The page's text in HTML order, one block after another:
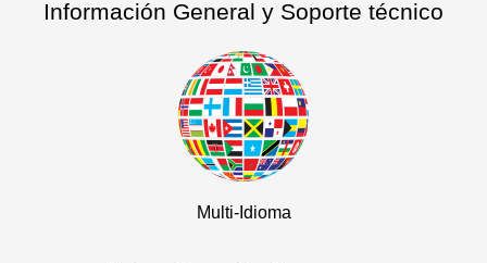
Información General y Soporte técnico
Multi-Idioma